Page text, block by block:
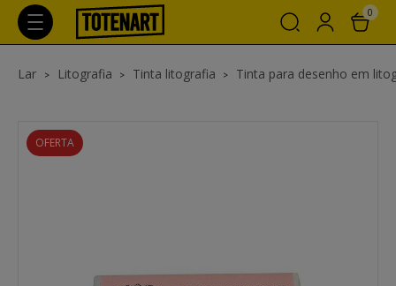
0
Lar Litografia Tinta litografia Tinta para desenho em
OFERTA